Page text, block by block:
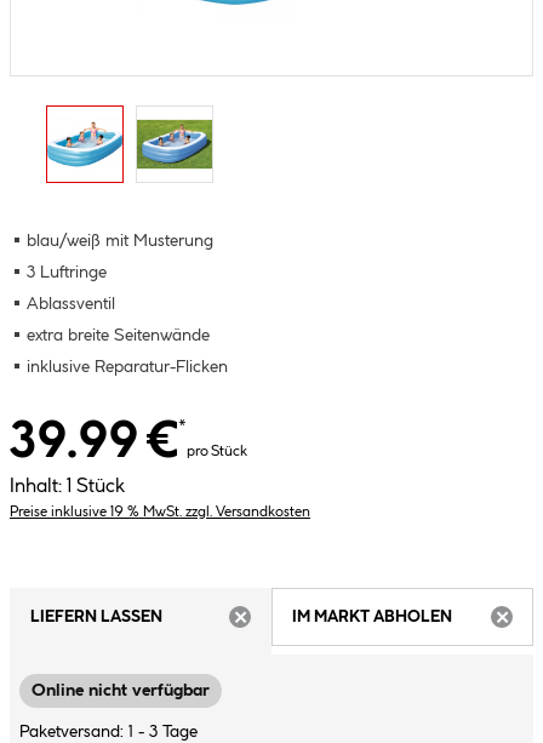
blau/weiß mit Musterung
3 Luftringe
Ablassventil
extra breite Seitenwände
inklusive Reparatur-Flicken
39.99 €*
pro Stück
Inhalt: 1 Stück
Preise inklusive 19 % MwSt. zzgl. Versandkosten
LIEFERN LASSEN
IM MARKT ABHOLEN
Online nicht verfügbar
Paketversand: 1 - 3 Tage